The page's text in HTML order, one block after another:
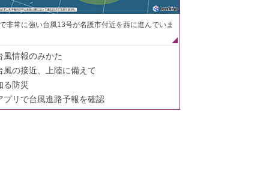
非常に強い台風13号が名護市付近を西に進んでいま
風情報のみかた
風の接近、上陸に備えて
る防災
プリで台風進路予報を確認